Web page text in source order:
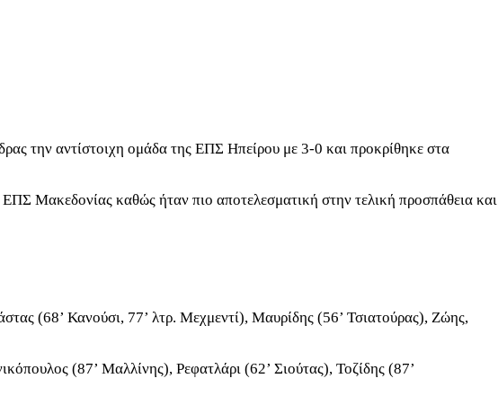
την αντίστοιχη ομάδα της ΕΠΣ Ηπείρου με 3-0 και προκρίθηκε στα
Μακεδονίας καθώς ήταν πιο αποτελεσματική στην τελική προσπάθεια και
(68’ Κανούσι, 77’ λτρ. Μεχμεντί), Μαυρίδης (56’ Τσιατούρας), Ζώης,
(87’ Μαλλίνης), Ρεφατλάρι (62’ Σιούτας), Τοζίδης (87’